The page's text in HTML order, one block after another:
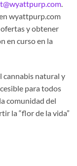
.
wyattpurp.com
y obtener
en curso en la
cannabis natural y
para todos
comunidad del
la “flor de la vida”